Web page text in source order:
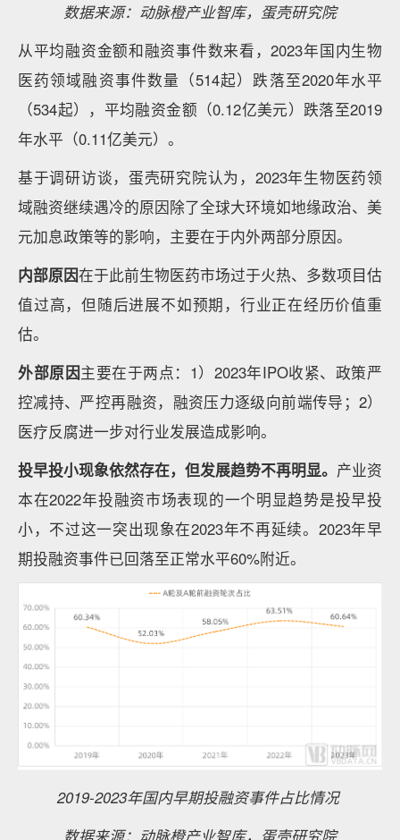
数据来源：动脉橙产业智库，蛋壳研究院
从平均融资金额和融资事件数来看，2023年国内生物
医药领域融资事件数量（514起）跌落至2020年水平
（534起），平均融资金额（0.12亿美元）跌落至2019
年水平（0.11亿美元）。
基于调研访谈，蛋壳研究院认为，2023年生物医药领
域融资继续遇冷的原因除了全球大环境如地缘政治、美
元加息政策等的影响，主要在于内外两部分原因。
内部原因在于此前生物医药市场过于火热、多数项目估
值过高，但随后进展不如预期，行业正在经历价值重
估。
外部原因主要在于两点：1）2023年IPO收紧、政策严
控减持、严控再融资，融资压力逐级向前端传导；2）
医疗反腐进一步对行业发展造成影响。
投早投小现象依然存在，但发展趋势不再明显。 产业资
本在2022年投融资市场表现的一个明显趋势是投早投
小，不过这一突出现象在2023年不再延续。2023年早
期投融资事件已回落至正常水平60%附近。
2019-2023年国内早期投融资事件占比情况
数据来源：动脉橙产业智库，蛋壳研究院